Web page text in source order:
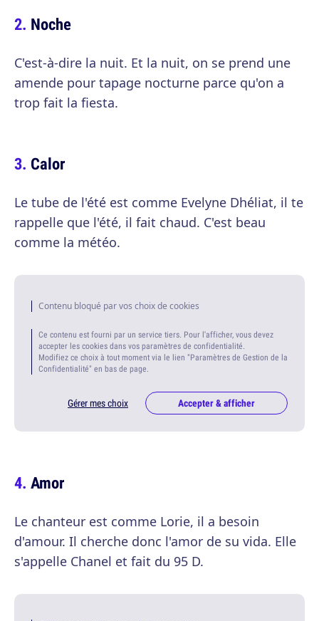
Noche
C'est-à-dire la nuit. Et la nuit, on se prend une
amende pour tapage nocturne parce qu'on a
trop fait la fiesta.
Calor
Le tube de l'été est comme Evelyne Dhéliat, il te
rappelle que l'été, il fait chaud. C'est beau
comme la météo.
Contenu bloqué par vos choix de cookies
Ce contenu est fourni par un service tiers. Pour l'afficher, vous devez
accepter les cookies dans vos paramètres de confidentialité.
Modifiez ce choix à tout moment via le lien "Paramètres de Gestion de la
Confidentialité" en bas de page.
Gérer mes choix Accepter & afficher
Amor
Le chanteur est comme Lorie, il a besoin
d'amour. Il cherche donc l'amor de su vida. Elle
s'appelle Chanel et fait du 95 D.